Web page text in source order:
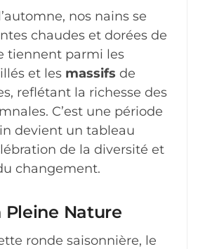
nos nains se
chaudes et dorées de
tiennent parmi les
et les massifs de
reflétant la richesse des
C’est une période
devient un tableau
de la diversité et
changement.
Pleine Nature
ronde saisonnière, le